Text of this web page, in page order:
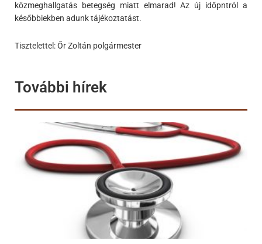
közmeghallgatás betegség miatt elmarad! Az új időpntról a
későbbiekben adunk tájékoztatást.
Tisztelettel: Őr Zoltán polgármester
További hírek